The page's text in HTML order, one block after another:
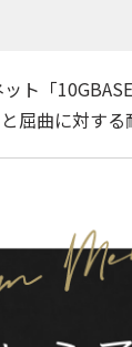
ト「
屈曲に対す